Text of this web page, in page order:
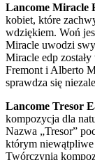
Lancome Miracle
kobiet, które
wdziękiem. Woń
Miracle uwodzi
Miracle edp
Fremont i Alberto
sprawdza się
Lancome Tresor
kompozycja dla
Nazwa „Tresor”
którym
Twórczynią